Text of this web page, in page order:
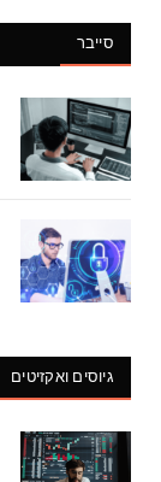
סייבר
גיוסים ואקזיטים